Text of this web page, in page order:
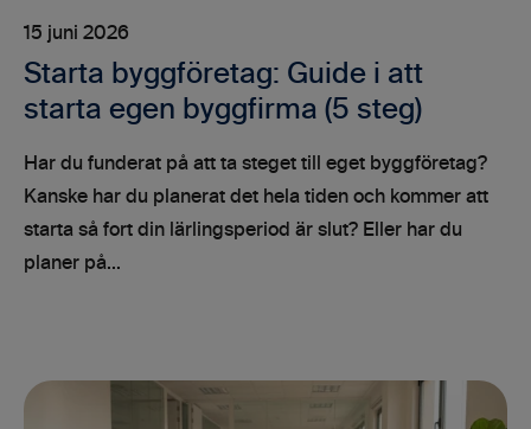
15 juni 2026
Starta byggföretag: Guide i att
starta egen byggfirma (5 steg)
Har du funderat på att ta steget till eget byggföretag?
Kanske har du planerat det hela tiden och kommer att
starta så fort din lärlingsperiod är slut? Eller har du
planer på...